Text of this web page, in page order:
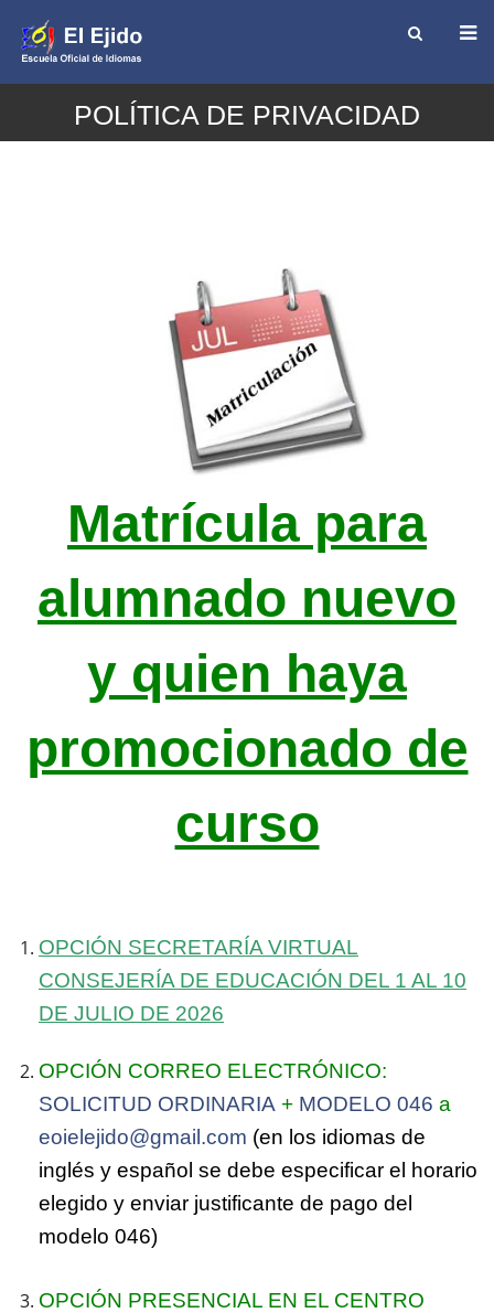
POLÍTICA DE PRIVACIDAD
Matrícula para
alumnado nuevo
y quien haya
promocionado de
curso
OPCIÓN SECRETARÍA VIRTUAL
CONSEJERÍA DE EDUCACIÓN DEL 1 AL 10
DE JULIO DE 2026
OPCIÓN CORREO ELECTRÓNICO:
SOLICITUD ORDINARIA + MODELO 046 a
eoielejido@gmail.com (en los idiomas de
inglés y español se debe especificar el horario
elegido y enviar justificante de pago del
modelo 046)
OPCIÓN PRESENCIAL EN EL CENTRO